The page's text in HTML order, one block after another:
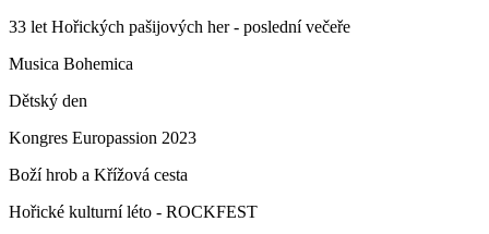
33 let Hořických pašijových her - poslední večeře
Musica Bohemica
Dětský den
Kongres Europassion 2023
Boží hrob a Křížová cesta
Hořické kulturní léto - ROCKFEST